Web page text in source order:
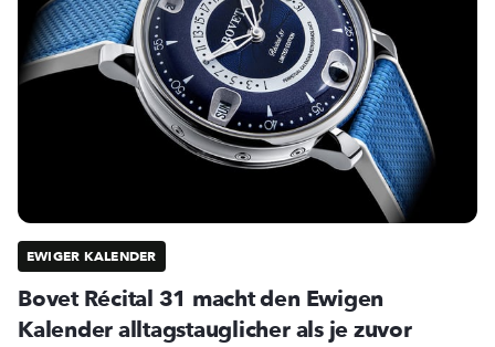
EWIGER KALENDER
Bovet Récital 31 macht den Ewigen
Kalender alltagstauglicher als je zuvor